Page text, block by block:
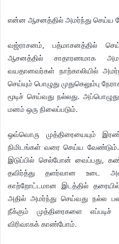
என்ன ஆசனத்தில் அமர்ந்து செய்ய
வஜ்ராசனம், பத்மாசனத்தில்
ஆசனத்தில் சாதாரணமாக
வயதானவர்கள் நாற்காலியில்
செய்யும் பொழுது முதுகெலும்பு
மூடிச் செய்வது நல்லது.
மனம் ஒரு நிலைப்படும்.
ஒவ்வொரு முத்திரையையும்
நிமிடங்கள் வரை செய்ய
இடுப்பில் செல்போன் வைப்பது,
தவிர்த்து தளர்வான உடை
காற்றோட்டமான இடத்தில் தரையில்
அதில் அமர்ந்து செய்வது நல்ல
நீக்கும் முத்திரைகளை
விரிவாகக் காண்போம்.